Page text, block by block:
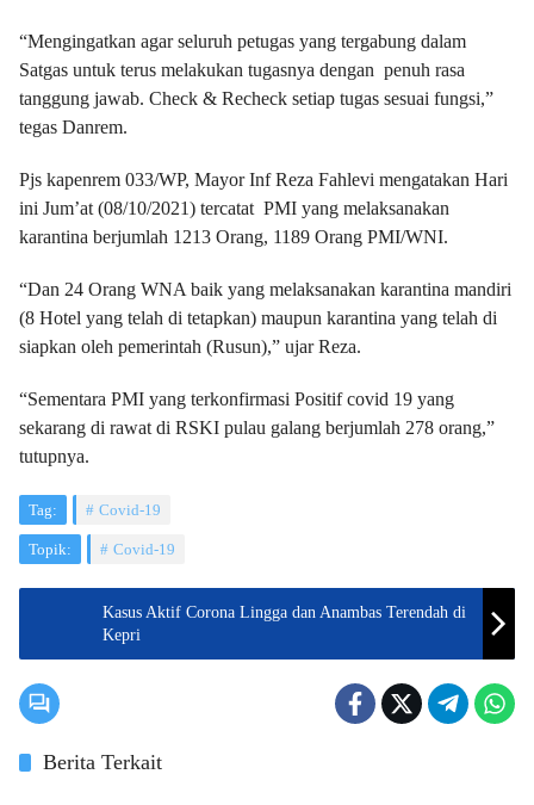
“Mengingatkan agar seluruh petugas yang tergabung dalam
Satgas untuk terus melakukan tugasnya dengan penuh rasa
tanggung jawab. Check & Recheck setiap tugas sesuai fungsi,”
tegas Danrem.
Pjs kapenrem 033/WP, Mayor Inf Reza Fahlevi mengatakan Hari
ini Jum’at (08/10/2021) tercatat PMI yang melaksanakan
karantina berjumlah 1213 Orang, 1189 Orang PMI/WNI.
“Dan 24 Orang WNA baik yang melaksanakan karantina mandiri
(8 Hotel yang telah di tetapkan) maupun karantina yang telah di
siapkan oleh pemerintah (Rusun),” ujar Reza.
“Sementara PMI yang terkonfirmasi Positif covid 19 yang
sekarang di rawat di RSKI pulau galang berjumlah 278 orang,”
tutupnya.
Tag: Covid-19
Topik: Covid-19
Kasus Aktif Corona Lingga dan Anambas Terendah di
Kepri
Berita Terkait
Lingga